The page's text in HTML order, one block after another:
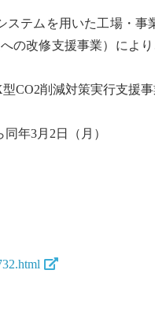
テムを用いた工場・
の改修支援事業）によ
CO2削減対策実行支援
年3月2日（月）